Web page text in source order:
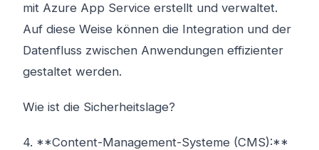
mit Azure App Service erstellt und verwaltet.
Auf diese Weise können die Integration und der
Datenfluss zwischen Anwendungen effizienter
gestaltet werden.
Wie ist die Sicherheitslage?
4. **Content-Management-Systeme (CMS):**